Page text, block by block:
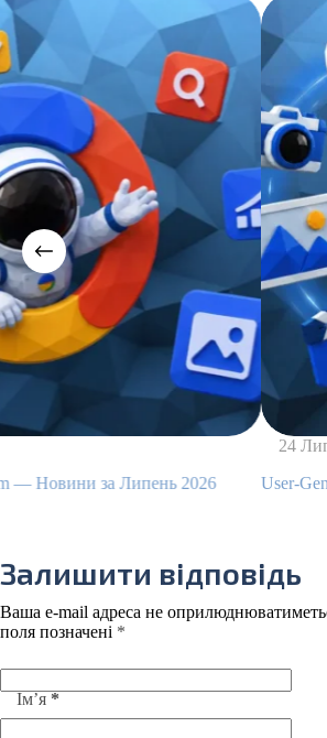
User-Generated Content в рекламі:
Залишити відповідь
Ваша e-mail адреса не
поля позначені *
Ім’я *